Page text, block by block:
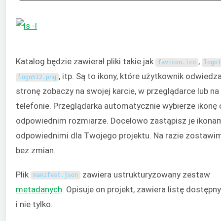
Katalog będzie zawierał pliki takie jak favicon . ico ,
logo512 . png , itp. Są to ikony, które użytkownik
stronę zobaczy na swojej karcie, w przeglądarce lub na
telefonie. Przeglądarka automatycznie wybierze ikonę
odpowiednim rozmiarze. Docelowo zastąpisz je
odpowiednimi dla Twojego projektu. Na razie
bez zmian.
Plik manifest . json zawiera ustrukturyzowany zestaw
metadanych . Opisuje on projekt, zawiera listę
i nie tylko.